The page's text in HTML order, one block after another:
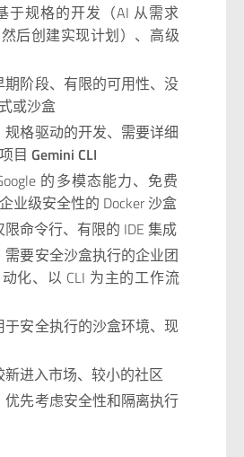
于规格的开发（AI 从需求
后创建实现计划）、高级
期阶段、有限的可用性、没
或沙盒
规格驱动的开发、需要详细
目 Gemini CLI
的多模态能力、免费
业级安全性的 Docker 沙盒
限命令行、有限的 IDE 集成
需要安全沙盒执行的企业团
化、以 CLI 为主的工作流
于安全执行的沙盒环境、现
新进入市场、较小的社区
优先考虑安全性和隔离执行